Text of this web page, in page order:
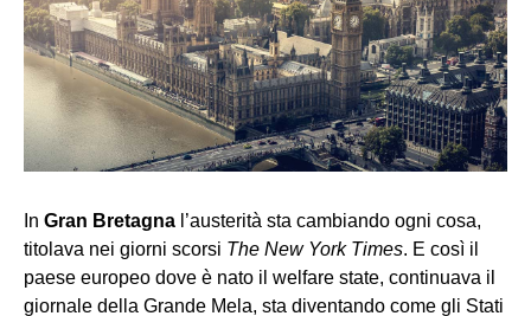
In Gran Bretagna l’austerità sta cambiando ogni cosa,
titolava nei giorni scorsi The New York Times. E così il
paese europeo dove è nato il welfare state, continuava il
giornale della Grande Mela, sta diventando come gli Stati